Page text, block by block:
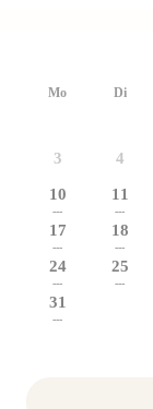
Mo Di
3 4
10
---
11
---
17
---
18
---
24
---
25
---
31
---